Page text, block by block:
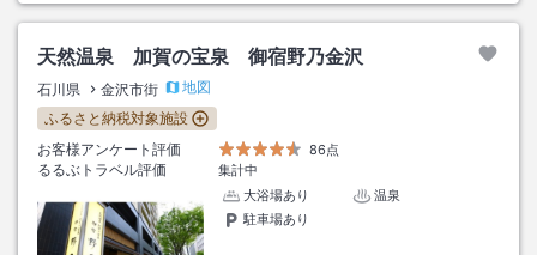
天然温泉 加賀の宝泉 御宿野乃金沢
石川県 金沢市街
地図
ふるさと納税対象施設
お客様アンケート評価
86点
るるぶトラベル評価
集計中
大浴場あり
温泉
駐車場あり